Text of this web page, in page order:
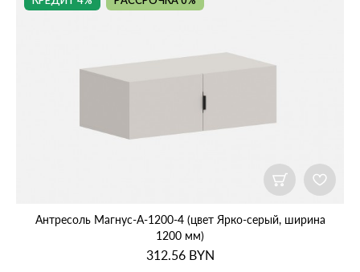
Антресоль Магнус‑А‑1200‑4 (цвет Ярко‑серый, ширина
1200 мм)
312.56BYN